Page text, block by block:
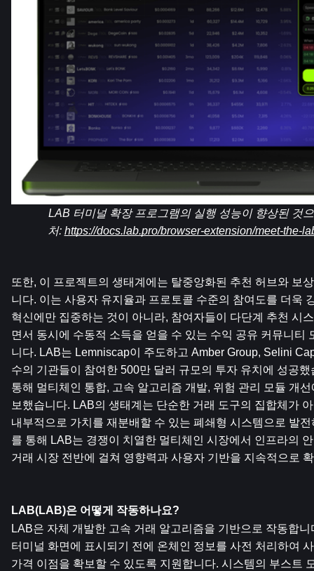
LAB 터미널 확장 프로그램의 실행 성능이 향상된 것
처: https://docs.lab.pro/browser-extension/meet-the-
또한, 이 프로젝트의 생태계에는 탈중앙화된 추천 허브와 보
니다. 이는 사용자 유지율과 프로토콜 수준의 참여도를 더욱
혁신에만 집중하는 것이 아니라, 참여자들이 다단계 추천 시
면서 동시에 수동적 소득을 얻을 수 있는 수익 공유 커뮤니티
니다. LAB는 Lemniscap이 주도하고 Amber Group, Selini
수의 기관들이 참여한 500만 달러 규모의 투자 유치에 성공
통해 멀티체인 통합, 고속 알고리즘 개발, 위험 관리 모듈 개
보했습니다. LAB의 생태계는 단순한 거래 도구의 집합체가
내부적으로 가치를 재분배할 수 있는 폐쇄형 시스템으로 발
를 통해 LAB는 경쟁이 치열한 멀티체인 시장에서 인프라의
거래 시장 전반에 걸쳐 영향력과 사용자 기반을 지속적으로
LAB(LAB)은 어떻게 작동하나요?
LAB은 자체 개발한 고속 거래 알고리즘을 기반으로 작동합
터미널 화면에 표시되기 전에 온체인 정보를 사전 처리하여
가격 이점을 확보할 수 있도록 지원합니다. 시스템의 부스트